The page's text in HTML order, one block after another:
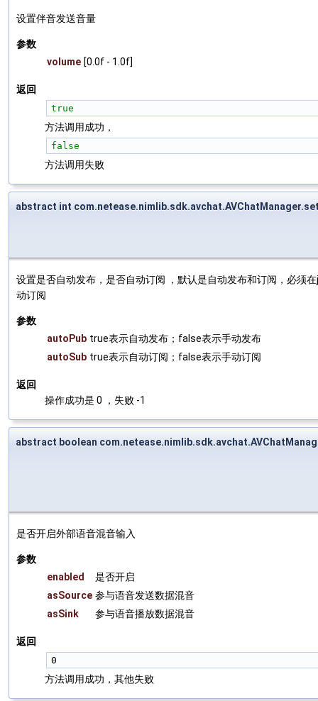
设置伴音发送音量
参数
volume [0.0f - 1.0f]
返回
true
方法调用成功，
false
方法调用失败
abstract int
设置是否自动发布，是否自动订阅 ，默认是自动发布和订阅，必须
动订阅
参数
autoPub true表示自动发布；false表示手动发布
autoSub true表示自动订阅；false表示手动订阅
返回
操作成功是 0 ，失败 -1
abstract boolean
是否开启外部语音混音输入
参数
enabled
是否开启
asSource 参与语音发送数据混音
asSink
参与语音播放数据混音
返回
0
方法调用成功，其他失败